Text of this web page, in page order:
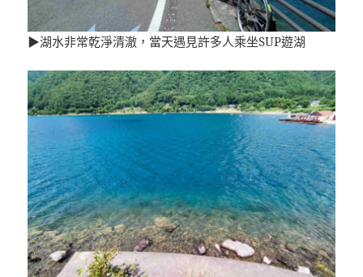
▶湖水非常乾淨清澈，當天遇見許多人乘坐SUP遊湖